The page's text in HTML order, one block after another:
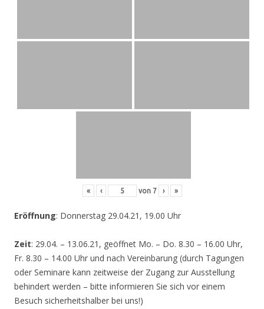
« ‹ von 7 › »
Eröffnung: Donnerstag 29.04.21, 19.00 Uhr
Zeit: 29.04. – 13.06.21, geöffnet Mo. – Do. 8.30 – 16.00 Uhr,
Fr. 8.30 – 14.00 Uhr und nach Vereinbarung (durch Tagungen
oder Seminare kann zeitweise der Zugang zur Ausstellung
behindert werden – bitte informieren Sie sich vor einem
Besuch sicherheitshalber bei uns!)